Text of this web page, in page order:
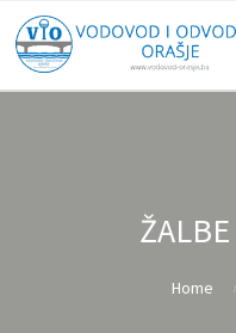
Home